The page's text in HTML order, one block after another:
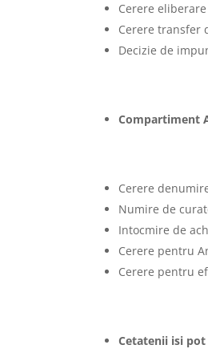
Cerere
Cerere transfer
Decizie de
Compartiment
Cerere
Numire de
Intocmire de
Cerere pentru
Cerere pentru
Cetatenii isi